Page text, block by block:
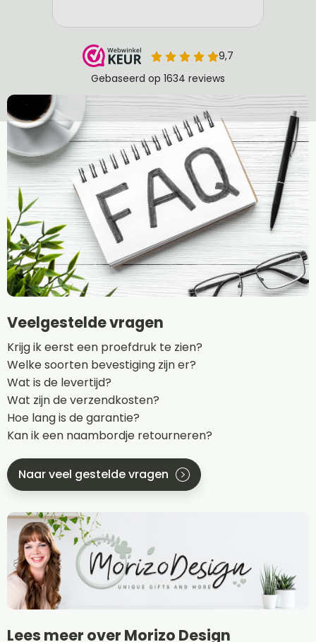
Veelgestelde vragen
Krijg ik eerst een proefdruk te zien?
Welke soorten bevestiging zijn er?
Wat is de levertijd?
Wat zijn de verzendkosten?
Hoe lang is de garantie?
Kan ik een naambordje retourneren?
Naar veel gestelde vragen
Lees meer over Morizo Design